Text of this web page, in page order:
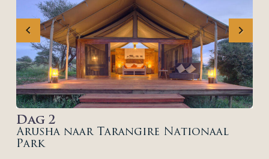
Dag 2
Arusha naar Tarangire Nationaal
Park
Previous Next